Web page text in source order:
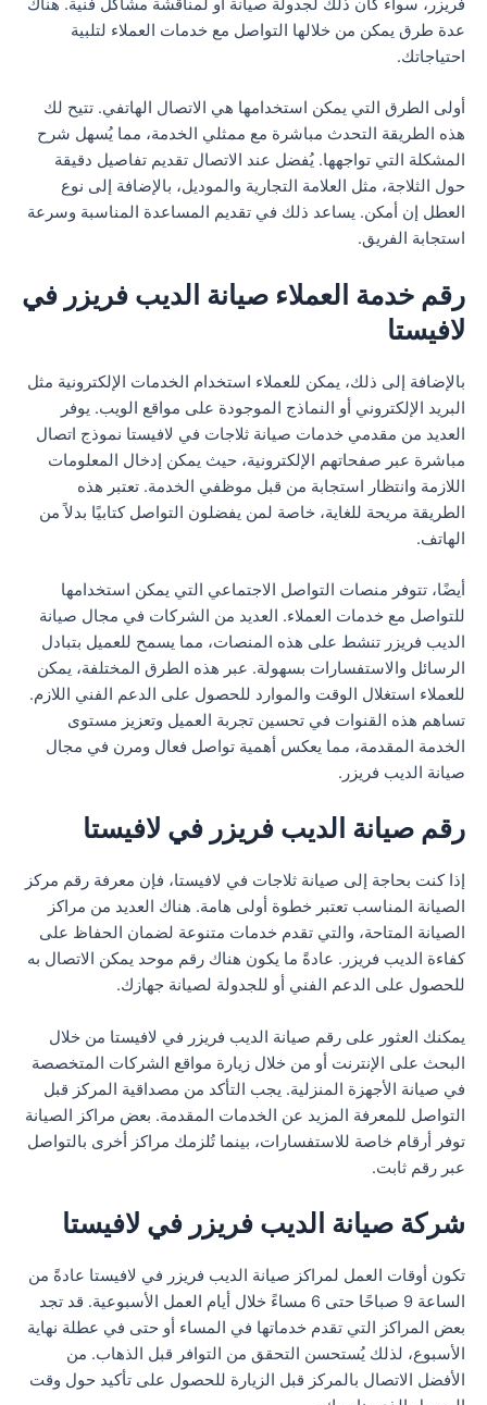
فريزر، سواء كان ذلك لجدولة صيانة أو لمناقشة مشاكل فنية. هناك
عدة طرق يمكن من خلالها التواصل مع خدمات العملاء لتلبية
احتياجاتك.
أولى الطرق التي يمكن استخدامها هي الاتصال الهاتفي. تتيح لك
هذه الطريقة التحدث مباشرة مع ممثلي الخدمة، مما يُسهل شرح
المشكلة التي تواجهها. يُفضل عند الاتصال تقديم تفاصيل دقيقة
حول الثلاجة، مثل العلامة التجارية والموديل، بالإضافة إلى نوع
العطل إن أمكن. يساعد ذلك في تقديم المساعدة المناسبة وسرعة
استجابة الفريق.
رقم خدمة العملاء صيانة الديب فريزر في
لافيستا
بالإضافة إلى ذلك، يمكن للعملاء استخدام الخدمات الإلكترونية مثل
البريد الإلكتروني أو النماذج الموجودة على مواقع الويب. يوفر
العديد من مقدمي خدمات صيانة ثلاجات في لافيستا نموذج اتصال
مباشرة عبر صفحاتهم الإلكترونية، حيث يمكن إدخال المعلومات
اللازمة وانتظار استجابة من قبل موظفي الخدمة. تعتبر هذه
الطريقة مريحة للغاية، خاصة لمن يفضلون التواصل كتابيًا بدلاً من
الهاتف.
أيضًا، تتوفر منصات التواصل الاجتماعي التي يمكن استخدامها
للتواصل مع خدمات العملاء. العديد من الشركات في مجال صيانة
الديب فريزر تنشط على هذه المنصات، مما يسمح للعميل بتبادل
الرسائل والاستفسارات بسهولة. عبر هذه الطرق المختلفة، يمكن
للعملاء استغلال الوقت والموارد للحصول على الدعم الفني اللازم.
تساهم هذه القنوات في تحسين تجربة العميل وتعزيز مستوى
الخدمة المقدمة، مما يعكس أهمية تواصل فعال ومرن في مجال
صيانة الديب فريزر.
رقم صيانة الديب فريزر في لافيستا
إذا كنت بحاجة إلى صيانة ثلاجات في لافيستا، فإن معرفة رقم مركز
الصيانة المناسب تعتبر خطوة أولى هامة. هناك العديد من مراكز
الصيانة المتاحة، والتي تقدم خدمات متنوعة لضمان الحفاظ على
كفاءة الديب فريزر. عادةً ما يكون هناك رقم موحد يمكن الاتصال به
للحصول على الدعم الفني أو للجدولة لصيانة جهازك.
يمكنك العثور على رقم صيانة الديب فريزر في لافيستا من خلال
البحث على الإنترنت أو من خلال زيارة مواقع الشركات المتخصصة
في صيانة الأجهزة المنزلية. يجب التأكد من مصداقية المركز قبل
التواصل للمعرفة المزيد عن الخدمات المقدمة. بعض مراكز الصيانة
توفر أرقام خاصة للاستفسارات، بينما تُلزمك مراكز أخرى بالتواصل
عبر رقم ثابت.
شركة صيانة الديب فريزر في لافيستا
تكون أوقات العمل لمراكز صيانة الديب فريزر في لافيستا عادةً من
الساعة 9 صباحًا حتى 6 مساءً خلال أيام العمل الأسبوعية. قد تجد
بعض المراكز التي تقدم خدماتها في المساء أو حتى في عطلة نهاية
الأسبوع، لذلك يُستحسن التحقق من التوافر قبل الذهاب. من
الأفضل الاتصال بالمركز قبل الزيارة للحصول على تأكيد حول وقت